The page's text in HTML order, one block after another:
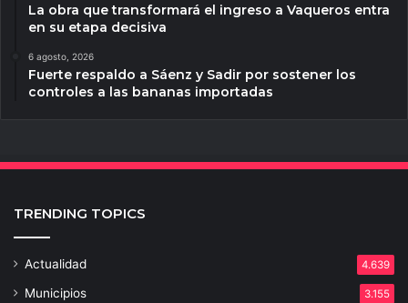
La obra que transformará el ingreso a Vaqueros entra
en su etapa decisiva
6 agosto, 2026
Fuerte respaldo a Sáenz y Sadir por sostener los
controles a las bananas importadas
TRENDING TOPICS
Actualidad 4.639
Municipios 3.155